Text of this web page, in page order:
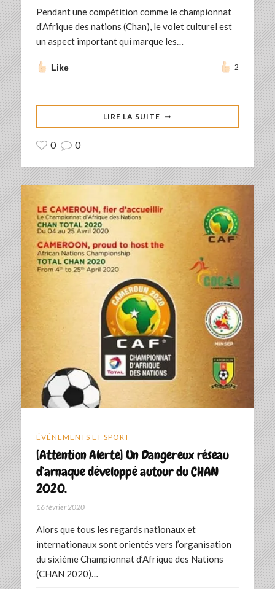
Pendant une compétition comme le championnat
d’Afrique des nations (Chan), le volet culturel est
un aspect important qui marque les…
Like 2
LIRE LA SUITE
0 0
ÉVÉNEMENTS ET SPORT
[Attention Alerte] Un Dangereux réseau
d’arnaque développé autour du CHAN
2020.
16 février 2020
Alors que tous les regards nationaux et
internationaux sont orientés vers l’organisation
du sixième Championnat d’Afrique des Nations
(CHAN 2020)…